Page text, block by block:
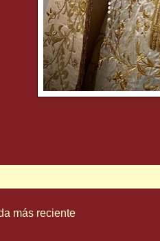
más reciente